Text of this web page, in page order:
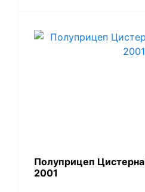
Полуприцеп Цистерна
2001